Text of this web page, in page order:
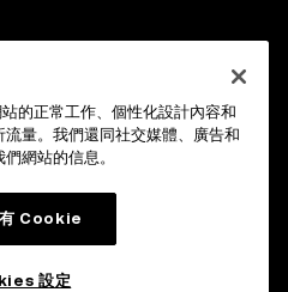
的正常工作、個性化設計內容和
量。我們還同社交媒體、廣告和
網站的信息。
Cookie
設定